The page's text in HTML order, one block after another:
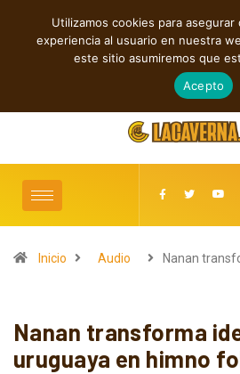
TENDENCIAS
Rock, folk e indie: cuatro estrenos
agosto 7, 2026
Inicio Audio Nanan
Nanan transforma
uruguaya en himno
Utilizamos cookies para asegurar
experiencia al usuario en nuestra
este sitio asumiremos que
Acepto